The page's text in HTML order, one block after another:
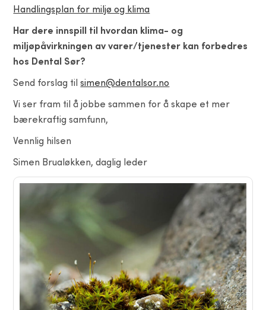
Handlingsplan for miljø og klima
Har dere innspill til hvordan klima- og
miljøpåvirkningen av varer/tjenester kan forbedres
hos Dental Sør?
Send forslag tilsimen@dentalsor.no
Vi ser fram til å jobbe sammen for å skape et mer
bærekraftig samfunn,
Vennlig hilsen
Simen Brualøkken, daglig leder